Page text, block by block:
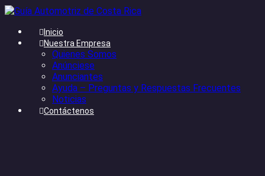
Inicio
Nuestra Empresa
Quienes Somos
Anúnciese
Anunciantes
Ayuda – Preguntas y Respuestas Frecuentes
Noticias
Contáctenos